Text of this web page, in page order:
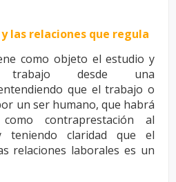
las relaciones que regula
como objeto el estudio y
trabajo desde una
que el trabajo o
un ser humano, que habrá
como contraprestación al
teniendo claridad que el
relaciones laborales es un